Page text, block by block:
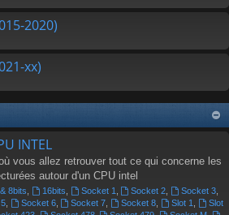
2020)
xx)
INTEL
vous allez retrouver tout ce qui concerne les
autour d'un CPU intel
8bits 16bits Socket 1 Socket 2 Socket 3
, Socket 6, Socket 7 Socket 8 Slot 1
Slot